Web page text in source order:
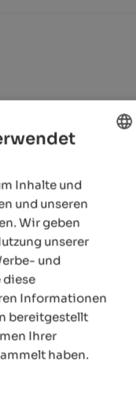
Empfehlenswert.
GERMAN
Inhalte und
und unseren
Wir geben
unserer
und
diese
Informationen
bereitgestellt
Ihrer
haben.